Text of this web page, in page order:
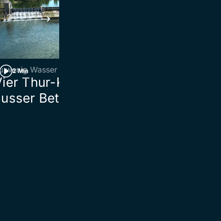
2 Min
wenig Wasser
Thur-Kraftwerke
Betrieb